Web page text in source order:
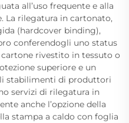
all’uso frequente e alla
La rilegatura in cartonato,
(hardcover binding),
conferendogli uno status
rivestito in tessuto o
superiore e un
stabilimenti di produttori
servizi di rilegatura in
anche l’opzione della
stampa a caldo con foglia